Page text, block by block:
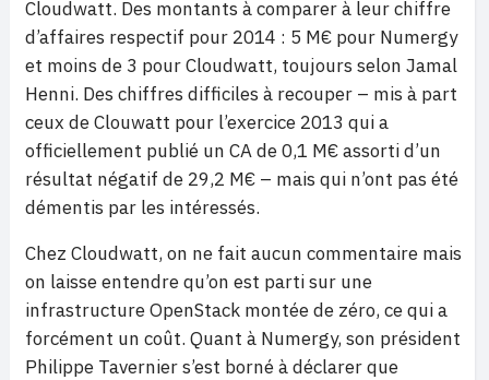
Cloudwatt. Des montants à comparer à leur chiffre
d’affaires respectif pour 2014 : 5 M€ pour Numergy
et moins de 3 pour Cloudwatt, toujours selon Jamal
Henni. Des chiffres difficiles à recouper – mis à part
ceux de Clouwatt pour l’exercice 2013 qui a
officiellement publié un CA de 0,1 M€ assorti d’un
résultat négatif de 29,2 M€ – mais qui n’ont pas été
démentis par les intéressés.
Chez Cloudwatt, on ne fait aucun commentaire mais
on laisse entendre qu’on est parti sur une
infrastructure OpenStack montée de zéro, ce qui a
forcément un coût. Quant à Numergy, son président
Philippe Tavernier s’est borné à déclarer que